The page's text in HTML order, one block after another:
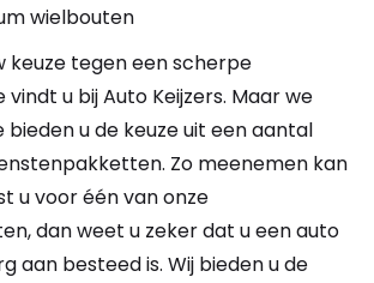
wielbouten
keuze tegen een scherpe
vindt u bij Auto Keijzers. Maar we
bieden u de keuze uit een aantal
Zo meenemen kan
u voor één van onze
dan weet u zeker dat u een auto
aan besteed is. Wij bieden u de